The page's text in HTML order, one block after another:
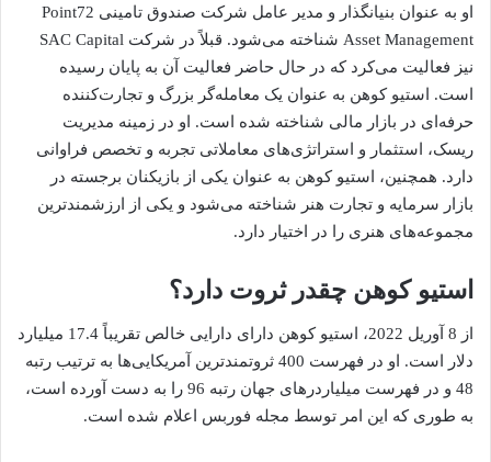
او به عنوان بنیانگذار و مدیر عامل شرکت صندوق تامینی Point72
Asset Management شناخته می‌شود. قبلاً در شرکت SAC Capital
نیز فعالیت می‌کرد که در حال حاضر فعالیت آن به پایان رسیده
است. استیو کوهن به عنوان یک معامله‌گر بزرگ و تجارت‌کننده
حرفه‌ای در بازار مالی شناخته شده است. او در زمینه مدیریت
ریسک، استثمار و استراتژی‌های معاملاتی تجربه و تخصص فراوانی
دارد. همچنین، استیو کوهن به عنوان یکی از بازیکنان برجسته در
بازار سرمایه و تجارت هنر شناخته می‌شود و یکی از ارزشمندترین
مجموعه‌های هنری را در اختیار دارد.
استیو کوهن چقدر ثروت دارد؟
از 8 آوریل 2022، استیو کوهن دارای دارایی خالص تقریباً 17.4 میلیارد
دلار است. او در فهرست 400 ثروتمندترین آمریکایی‌ها به ترتیب رتبه
48 و در فهرست میلیاردرهای جهان رتبه 96 را به دست آورده است،
به طوری که این امر توسط مجله فوربس اعلام شده است.